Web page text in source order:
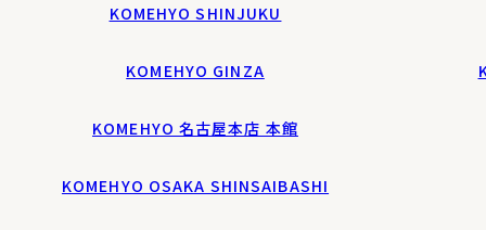
KOMEHYO SHINJUKU
KOMEHYO GINZA
KOMEHYO 名古屋本店 本館
KOMEHYO OSAKA SHINSAIBASHI